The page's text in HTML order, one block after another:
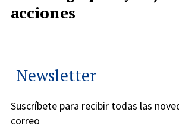
acciones
Newsletter
Suscríbete para recibir todas las
correo